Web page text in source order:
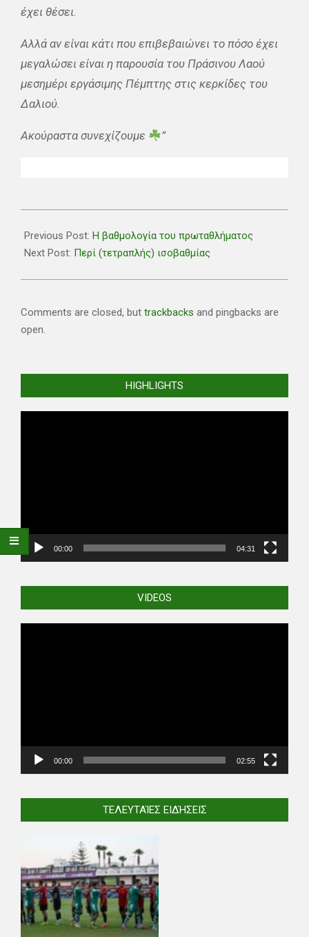
έχει θέσει.
Αλλά αν είναι κάτι που επιβεβαιώνει το πόσο έχει
μεγαλώσει είναι η παρουσία του Πράσινου Λαού
μεσημέρι εργάσιμης Πέμπτης στις κερκίδες του
Δαλιού.
Ακούραστα συνεχίζουμε ”
12-
23
Previous Post: Η βαθμολογία του πρωταθλήματος
Next Post: Περί (τετραπλής) ισοβαθμίας
Comments are closed, but trackbacks and pingbacks are
open.
HIGHLIGHTS
00:00 04:31
VIDEOS
00:00 02:55
ΤΕΛΕΥΤΑΊΕΣ ΕΙΔΉΣΕΙΣ